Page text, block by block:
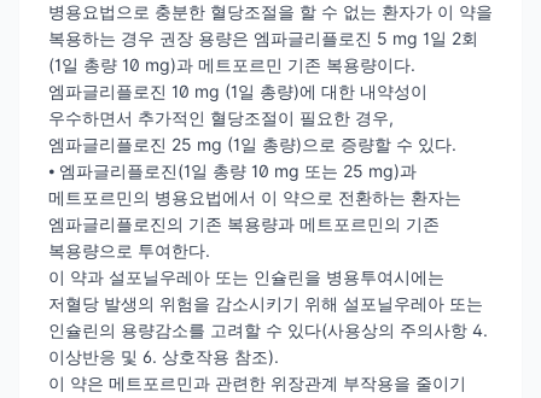
병용요법으로 충분한 혈당조절을 할 수 없는 환자가 이 약을
복용하는 경우 권장 용량은 엠파글리플로진 5 mg 1일 2회
(1일 총량 10 mg)과 메트포르민 기존 복용량이다.
엠파글리플로진 10 mg (1일 총량)에 대한 내약성이
우수하면서 추가적인 혈당조절이 필요한 경우,
엠파글리플로진 25 mg (1일 총량)으로 증량할 수 있다.
⦁ 엠파글리플로진(1일 총량 10 mg 또는 25 mg)과
메트포르민의 병용요법에서 이 약으로 전환하는 환자는
엠파글리플로진의 기존 복용량과 메트포르민의 기존
복용량으로 투여한다.
이 약과 설포닐우레아 또는 인슐린을 병용투여시에는
저혈당 발생의 위험을 감소시키기 위해 설포닐우레아 또는
인슐린의 용량감소를 고려할 수 있다(사용상의 주의사항 4.
이상반응 및 6. 상호작용 참조).
이 약은 메트포르민과 관련한 위장관계 부작용을 줄이기